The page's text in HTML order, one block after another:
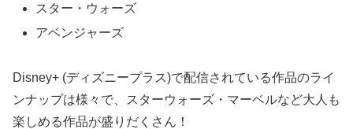
スター・ウォーズ
アベンジャーズ
Disney+ (ディズニープラス)で配信されている作品のライ
ンナップは様々で、スターウォーズ・マーベルなど大人も
楽しめる作品が盛りだくさん！